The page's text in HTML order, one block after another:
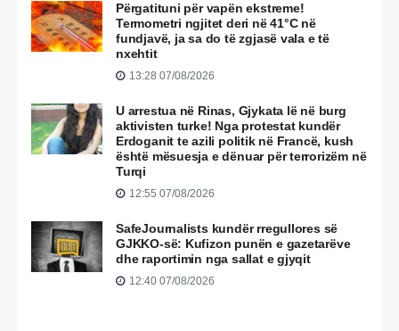
Përgatituni për vapën ekstreme!
Termometri ngjitet deri në 41°C në
fundjavë, ja sa do të zgjasë vala e të
nxehtit
13:28 07/08/2026
U arrestua në Rinas, Gjykata lë në burg
aktivisten turke! Nga protestat kundër
Erdoganit te azili politik në Francë, kush
është mësuesja e dënuar për terrorizëm në
Turqi
12:55 07/08/2026
SafeJournalists kundër rregullores së
GJKKO-së: Kufizon punën e gazetarëve
dhe raportimin nga sallat e gjyqit
12:40 07/08/2026